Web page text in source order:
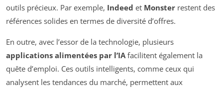
outils précieux. Par exemple, Indeed et Monster restent des
références solides en termes de diversité d’offres.
En outre, avec l’essor de la technologie, plusieurs
applications alimentées par l’IAfacilitent également la
quête d’emploi. Ces outils intelligents, comme ceux qui
analysent les tendances du marché, permettent aux